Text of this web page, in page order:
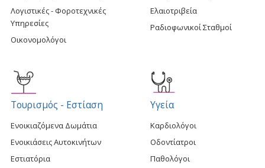
Λογιστικές - Φοροτεχνικές
Υπηρεσίες
Οικονομολόγοι
Ελαιοτριβεία
Ραδιοφωνικοί Σταθμοί
Τουρισμός - Εστίαση
Ενοικιαζόμενα Δωμάτια
Ενοικιάσεις Αυτοκινήτων
Εστιατόρια
Υγεία
Καρδιολόγοι
Οδοντίατροι
Παθολόγοι